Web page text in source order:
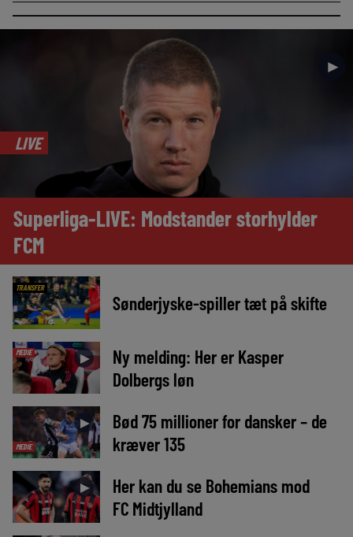
►
LIVE
Superliga-LIVE: Modstander storhylder
FCM
TRANSFER
Sønderjyske-spiller tæt på skifte
MEDIE ►
Ny melding: Her er Kasper
Dolbergs løn
MEDIE
►
Bød 75 millioner for dansker – de
kræver 135
►
Her kan du se Bohemians mod
FC Midtjylland